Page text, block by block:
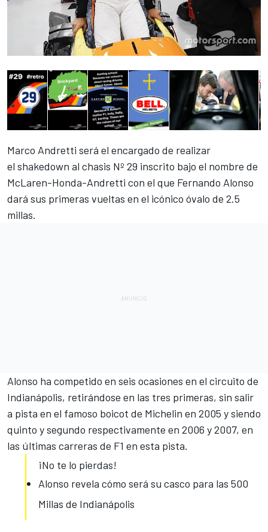
Marco Andretti será el encargado de realizar
el shakedown al chasis Nº 29 inscrito bajo el nombre de
McLaren-Honda-Andretti con el que Fernando Alonso
dará sus primeras vueltas en el icónico óvalo de 2.5
millas.
Alonso ha competido en seis ocasiones en el circuito de
Indianápolis, retirándose en las tres primeras, sin salir
a pista en el famoso boicot de Michelin en 2005 y siendo
quinto y segundo respectivamente en 2006 y 2007, en
las últimas carreras de F1 en esta pista.
¡No te lo pierdas!
Alonso revela cómo será su casco para las 500
Millas de Indianápolis